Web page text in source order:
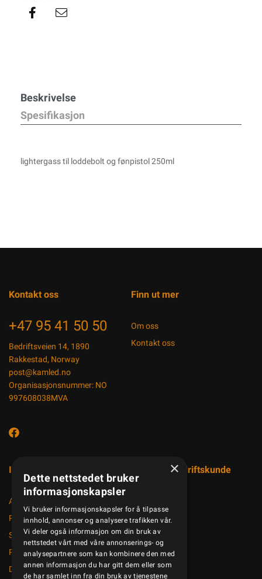
Beskrivelse
Spesifikasjon
lightergass til loddebolt og fønpistol 250ml
Kontakt oss
+47 95 41 50 50
Bedriftsveien 14, 1890
Rakkestad, Norway
post@kamled.no
Organisasjonsnummer: NO
997608038MVA
Finn ut mer
Om oss
Kontakt oss
Informasjon
Aktuelt
Produktkatalog
Salgsbetingelser
Personvernerklæring
Dokumenter
Registrer bedriftskunde
×
Dette nettstedet bruker
informasjonskapsler
Vi bruker informasjonskapsler for å tilpasse
innhold, annonser og analysere trafikken vår.
Vi deler også informasjon om din bruk av
nettstedet vårt med våre annonserings- og
analysepartnere som kan kombinere den med
annen informasjon du har gitt dem eller som
de har samlet inn fra din bruk av tjenestene